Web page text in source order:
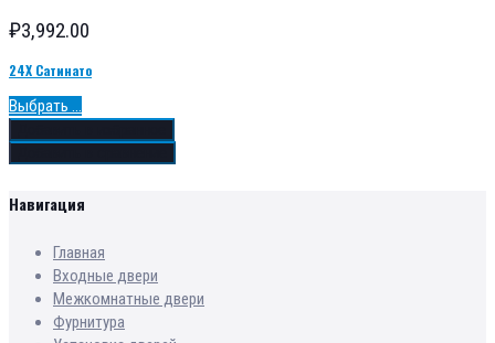
₽3,992.00
24Х Сатинато
Выбрать ...
Навигация
Главная
Входные двери
Межкомнатные двери
Фурнитура